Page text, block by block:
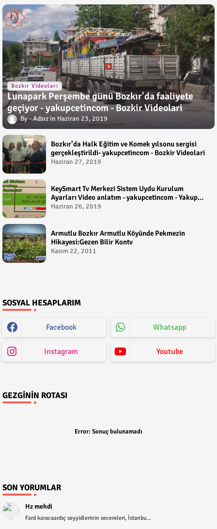
Bozkır Videoları
Lunapark Perşembe günü Bozkır'da faaliyete
geçiyor - yakupcetincom - Bozkir Videolari
Adsız Haziran 23, 2019
Bozkır’da Halk Eğitim ve Komek yılsonu sergisi
gerçekleştirildi- yakupcetincom - Bozkir Videolari
Haziran 27, 2019
KeySmart Tv Merkezi Sistem Uydu Kurulum
Ayarları Video anlatım - yakupcetincom - Yakup
Çetin
Haziran 26, 2019
Armutlu Bozkır Armutlu Köyünde Pekmezin
Hikayesi:Gezen Bilir Kontv
Kasım 22, 2011
SOSYAL HESAPLARIM
Facebook Whatsapp
Instagram Youtube
GEZGININ ROTASI
Error: Sonuç bulunamadı
SON YORUMLAR
Hz mehdi
Fard karacaardıç seyyidlerinin secereleri, İstanbu...